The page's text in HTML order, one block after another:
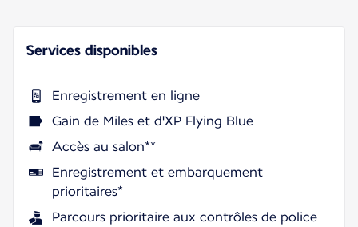
Services disponibles
Enregistrement en ligne
Gain de Miles et d'XP Flying Blue
Accès au salon**
Enregistrement et embarquement
prioritaires*
Parcours prioritaire aux contrôles de police